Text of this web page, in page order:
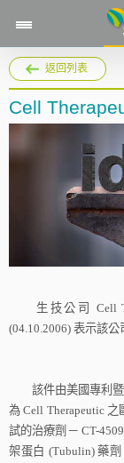
返回列表
Cell
生技公司 Cell
(04.10.2006) 表示該公
該件由美國專利暨
為 Cell Therapeutic 之
試的治療劑－ CT-
架蛋白 (Tubulin)藥劑